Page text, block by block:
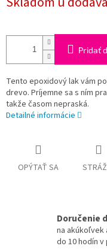
cena:
Pridať
Tento epoxidový lak vám
drevo. Príjemne sa s ním
takže časom nepraská.
Detailné informácie
OPÝTAŤ SA
Doručenie
na akúkoľvek
do 10 hodín